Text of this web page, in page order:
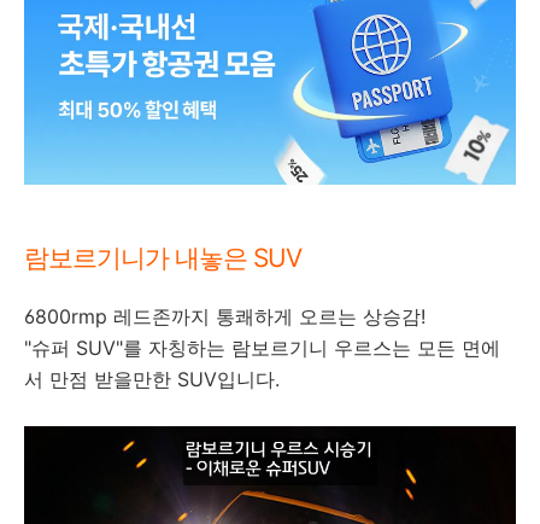
람보르기니가 내놓은 SUV
6800rmp 레드존까지 통쾌하게 오르는 상승감!
"슈퍼 SUV"를 자칭하는 람보르기니 우르스는 모든 면에
서 만점 받을만한 SUV입니다.